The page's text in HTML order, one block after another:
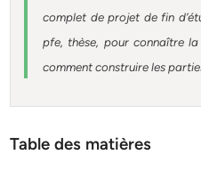
complet de projet de fin
pfe, thèse, pour connaître
comment construire les
Table des matières